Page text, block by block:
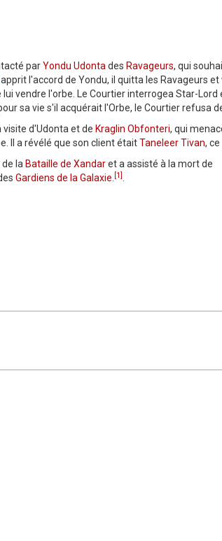
parYondu Udonta des Ravageurs, qui
apprit l'accord de Yondu, il quitta les Ravageurs et
vendre l'orbe. Le Courtier interrogea Star-
sa vie s'il acquérait l'Orbe, le Courtier refusa
visite d'Udonta et de Kraglin Obfonteri, qui
Il a révélé que son client étaitTaneleer Tivan,
de la Bataille de Xandaret a assisté à la mort de
Gardiens de la Galaxie [1]